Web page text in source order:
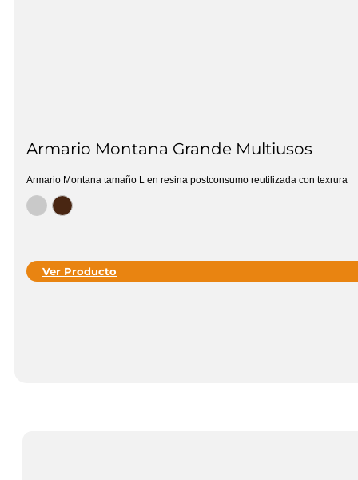
Armario Montana Grande Multiusos
Armario Montana tamaño L en resina postconsumo reutilizada con texrura
Ver Producto